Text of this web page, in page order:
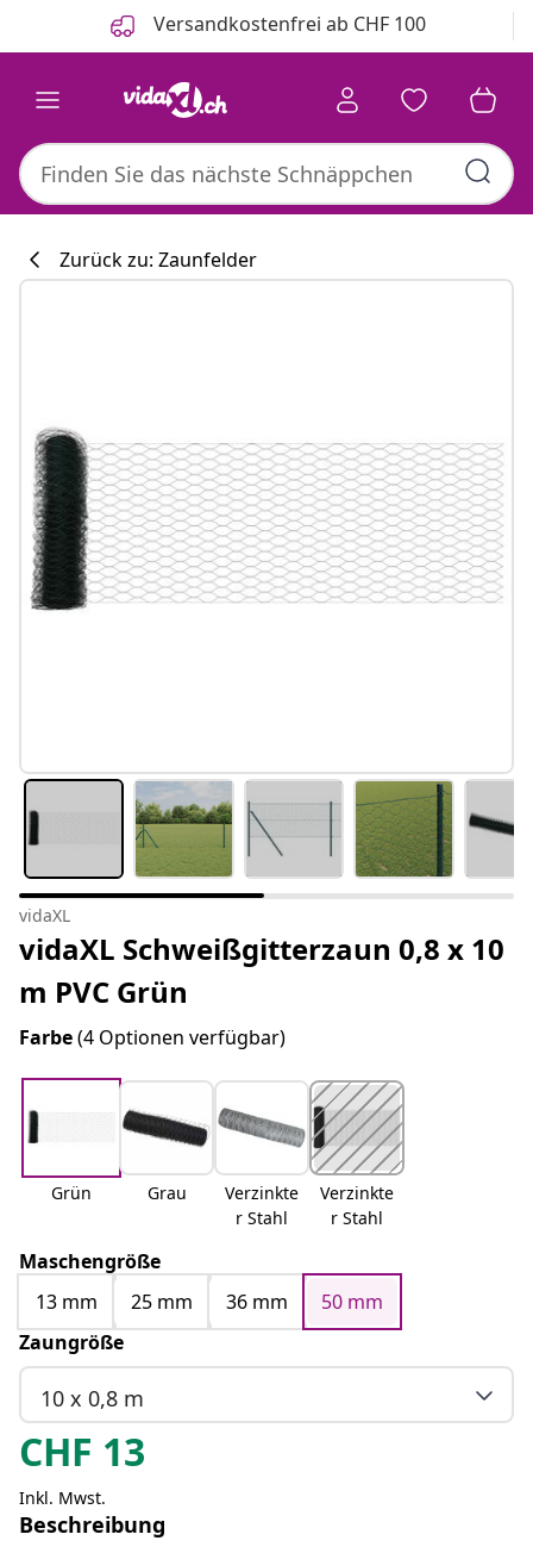
Versandkostenfrei ab CHF 100
Zurück zu: Zaunfelder
vidaXL
vidaXL Schweißgitterzaun 0,8 x 10
m PVC Grün
Farbe(4 Optionen verfügbar)
Grün Grau
Verzinkte
r Stahl
Verzinkte
r Stahl
Maschengröße
13 mm
25 mm 36 mm
50 mm
Zaungröße
10 x 0,8 m
CHF 13
Inkl. Mwst.
Beschreibung